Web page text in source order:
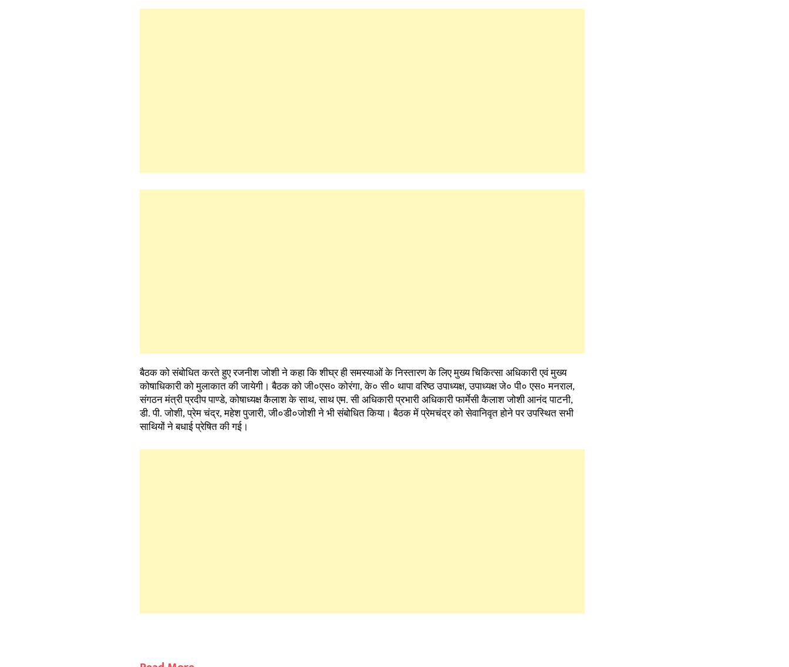
बैठक को संबोधित करते हुए रजनीश जोशी ने कहा कि शीघ्र ही समस्याओं के निस्तारण के लिए मुख्य चिकित्सा अधिकारी एवं मुख्य
कोषाधिकारी को मुलाकात की जायेगी। बैठक को जी०एस० कोरंगा, के० सी० थापा वरिष्ठ उपाध्यक्ष, उपाध्यक्ष जे० पी० एस० मनराल,
संगठन मंत्री प्रदीप पाण्डे, कोषाध्यक्ष कैलाश के साथ, साथ एम. सी अधिकारी प्रभारी अधिकारी फार्मेसी कैलाश जोशी आनंद पाटनी,
डी. पी. जोशी, प्रेम चंद्र, महेश पुजारी, जी०डी०जोशी ने भी संबोधित किया। बैठक में प्रेमचंद्र को सेवानिवृत होने पर उपस्थित सभी
साथियों ने बधाई प्रेषित की गई।